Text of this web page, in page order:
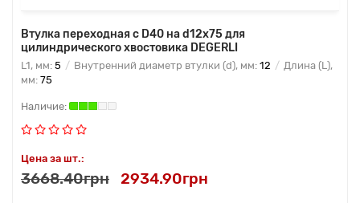
Втулка переходная с D40 на d12x75 для
цилиндрического хвостовика DEGERLI
L1, мм: 5 Внутренний диаметр втулки (d), мм: 12
Длина (L),
мм: 75
Цена за шт.:
3668.40грн 2934.90грн